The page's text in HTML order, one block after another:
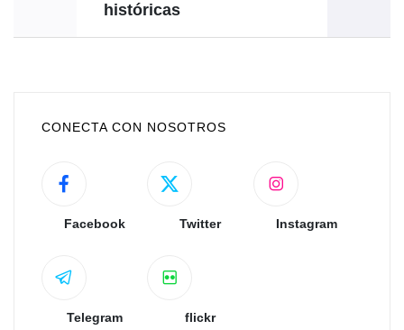
históricas
CONECTA CON NOSOTROS
Facebook Twitter Instagram
Telegram flickr